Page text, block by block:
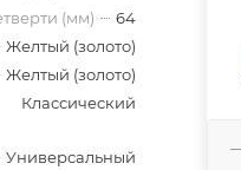
(мм)
64
Желтый (золото)
Желтый (золото)
Классический
Универсальный